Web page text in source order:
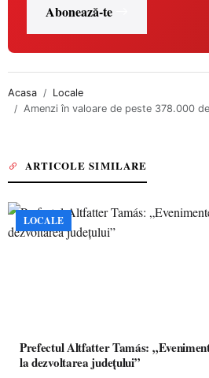
Abonează-te
Acasa
Locale
Amenzi în valoare de peste 378.000
ARTICOLE SIMILARE
LOCALE
Prefectul Altfatter Tamás:
la dezvoltarea județului”